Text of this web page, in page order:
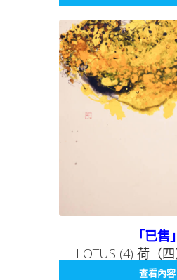
「已售」
LOTUS (4) 荷（
SERIES 007 存
查看內容